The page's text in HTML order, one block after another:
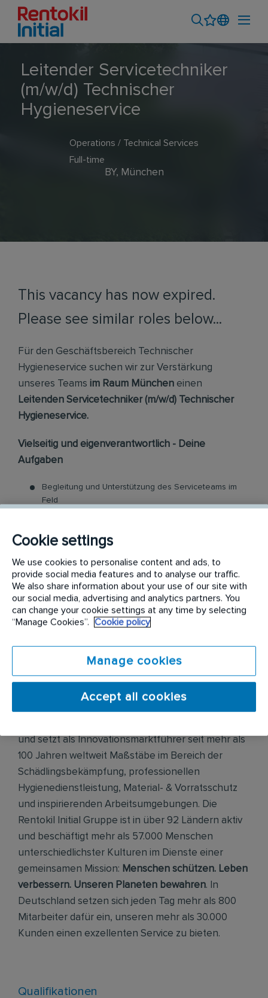
Leitender Servicetechniker
(m/w/d) Technischer
Hygieneservice
Operations / Technical Services
Full-time
BY, München
This vacancy has now expired.
Please see similar roles below...
Für den Geschäftsbereich Technischer
Hygieneservice suchen wir zur Verstärkung
unseres Teams im Raum München einen
Leitenden Servicetechniker (m/w/d) Technischer
Hygieneservice.
Vielseitig und eigenverantwortlich - Deine
Aufgaben
Begleitung und Unterstützung des Serviceteams im
Feld
Material- und Geräteeinkauf inkl. Lagerverwaltung
Betreuung von Großkunden im Serviceeinsatz
Pflege aller Nachweise & Dokumente zu festen
Bürozeiten
Ansprechpartner für Fuhrparkthemen
Unternehmensbeschreibung
und setzt als Innovationsmarktführer seit mehr als
100 Jahren weltweit Maßstäbe im Bereich der
Schädlingsbekämpfung, professionellen
Hygienedienstleistung, Material- & Vorratsschutz
und inspirierenden Arbeitsumgebungen. Die
Rentokil Initial Gruppe ist in über 92 Ländern aktiv
und beschäftigt mehr als 57.000 Menschen
unterschiedlichster Kulturen im Dienste einer
gemeinsamen Mission: Menschen schützen. Leben
verbessern. Unseren Planeten bewahren. In
Deutschland setzen sich jeden Tag mehr als 800
Mitarbeiter dafür ein, unseren mehr als 30.000
Kunden einen exzellenten Service zu bieten.
Qualifikationen
Cookie settings
We use cookies to personalise content and ads, to
provide social media features and to analyse our traffic.
We also share information about your use of our site with
our social media, advertising and analytics partners. You
can change your cookie settings at any time by selecting
“Manage Cookies”. Cookie policy
Manage cookies
Accept all cookies